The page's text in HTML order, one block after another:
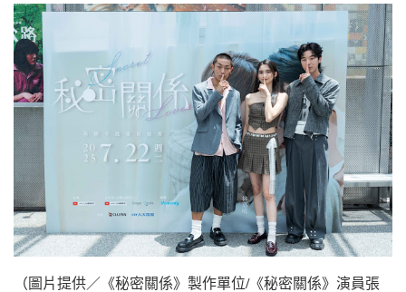
（圖片提供／《秘密關係》製作單位/《秘密關係》演員張